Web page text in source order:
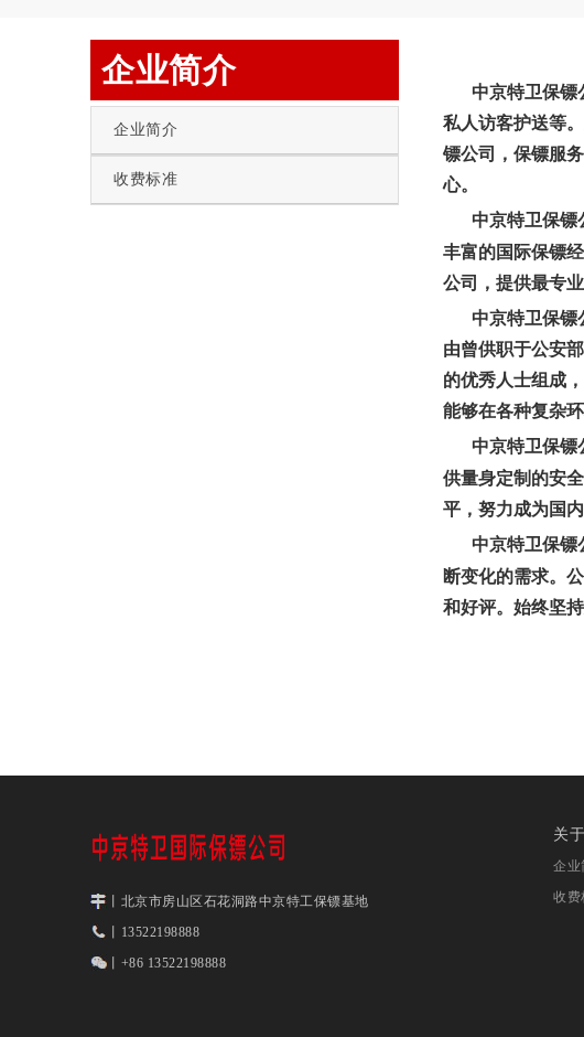
企业简介
企业简介
收费标准
中京特卫保镖
私人访客护送等
镖公司，保镖服
心。
中京特卫保镖
丰富的国际保镖
公司，提供最专业
中京特卫保镖
由曾供职于公安
的优秀人士组成
能够在各种复杂
中京特卫保镖
供量身定制的安
平，努力成为国
中京特卫保镖
断变化的需求。
和好评。始终坚
丨北京市房山区石花洞路中京特工保镖基地
丨13522198888
丨+86 13522198888
关
企业
收费